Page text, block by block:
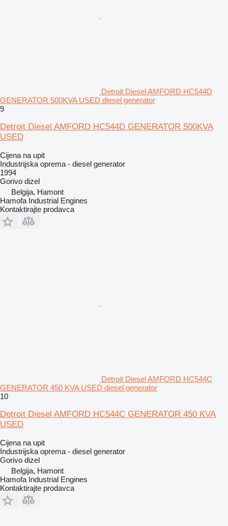
Detroit Diesel AMFORD HC544D
GENERATOR 500KVA USED diesel generator
9
Detroit Diesel AMFORD HC544D GENERATOR 500KVA
USED
Cijena na upit
Industrijska oprema - diesel generator
1994
Gorivo dizel
Belgija, Hamont
Hamofa Industrial Engines
Kontaktirajte prodavca
Detroit Diesel AMFORD HC544C
GENERATOR 450 KVA USED diesel generator
10
Detroit Diesel AMFORD HC544C GENERATOR 450 KVA
USED
Cijena na upit
Industrijska oprema - diesel generator
Gorivo dizel
Belgija, Hamont
Hamofa Industrial Engines
Kontaktirajte prodavca